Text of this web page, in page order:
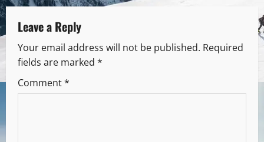
Leave a Reply
Your email address will not be published. Required
fields are marked *
Comment*